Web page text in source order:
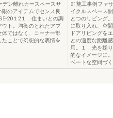
デン離れカースペースサ
のアイテムでセンス良
20１2１．住まいとの調
ト。均衡のとれたアプ
体ではなく、コーナー部
ことで幻想的な表情を
91施工事例ファ
イクルスペース
とつのリビング
に取り入れ、空
ドアリビングを
との適度な距離
用。１．光を採
的なイメージに
ベートな空間づ